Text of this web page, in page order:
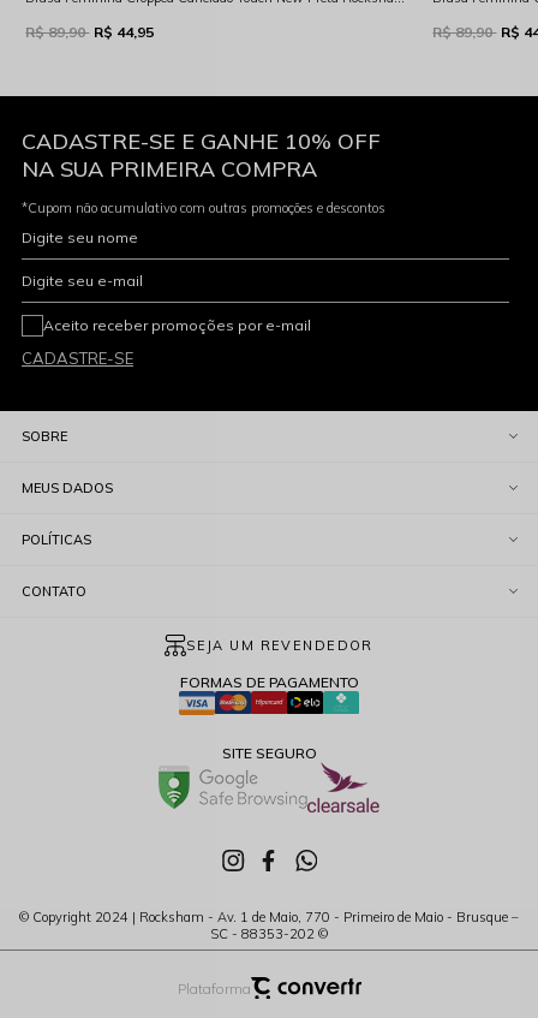
R$ 89,90 R$ 44,95 R$ 89,90 R$
CADASTRE-SE E GANHE 10% OFF
NA SUA PRIMEIRA COMPRA
*Cupom não acumulativo com outras promoções e descontos
Digite seu nome
Digite seu e-mail
CADASTRE-SE
Aceito receber promoções por e-mail
SOBRE
MEUS DADOS
POLÍTICAS
CONTATO
FORMAS DE PAGAMENTO
SITE SEGURO
SEJA UM REVENDEDOR
© Copyright 2024 | Rocksham - Av. 1 de Maio, 770 - Primeiro de Maio - Brusque –
SC - 88353-202 ©
Plataforma